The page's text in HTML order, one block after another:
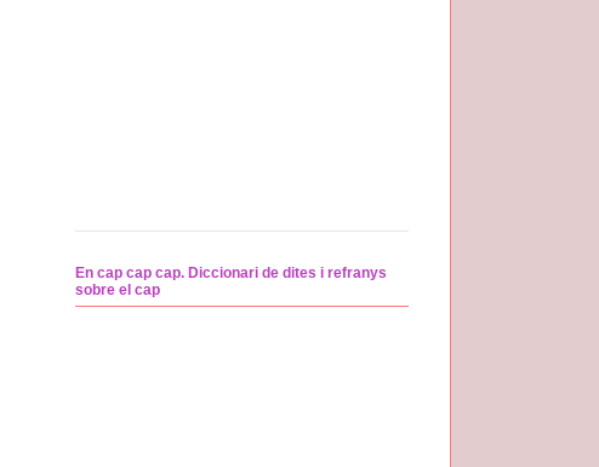
En cap cap cap. Diccionari de dites i refranys
sobre el cap